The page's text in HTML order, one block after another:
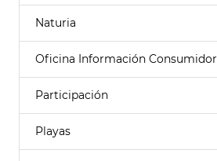
Naturia
Oficina Información Consumidor
Participación
Playas